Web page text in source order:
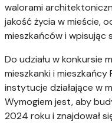
walorami
jakość życia w mieście,
mieszkańców i wpisując
Do udziału w konkursie
mieszkanki i
instytucje działające w
Wymogiem jest, aby
2024 roku i znajdował